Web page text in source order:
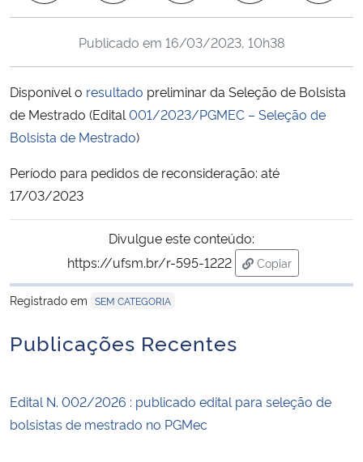
Ministério de Minas e Energia
Ministério da Ciência, Tecnologia, Inovações e Comunicações
Ministério do Meio Ambiente
Ministério do Desenvolvimento Regional
Ministério da Mulher, da Família e dos Direitos Humanos
Secretaria-Geral
Publicado em 16/03/2023, 10h38
Disponível o resultado preliminar da Seleção de Bolsista
de Mestrado (Edital 001/2023/PGMEC – Seleção de
Bolsista de Mestrado)
Período para pedidos de reconsideração: até
17/03/2023
Divulgue este conteúdo:
https://ufsm.br/r-595-1222
Copiar
para área de
Registrado em SEM CATEGORIA
Publicações Recentes
Edital N. 002/2026 : publicado edital para seleção de
bolsistas de mestrado no PGMec